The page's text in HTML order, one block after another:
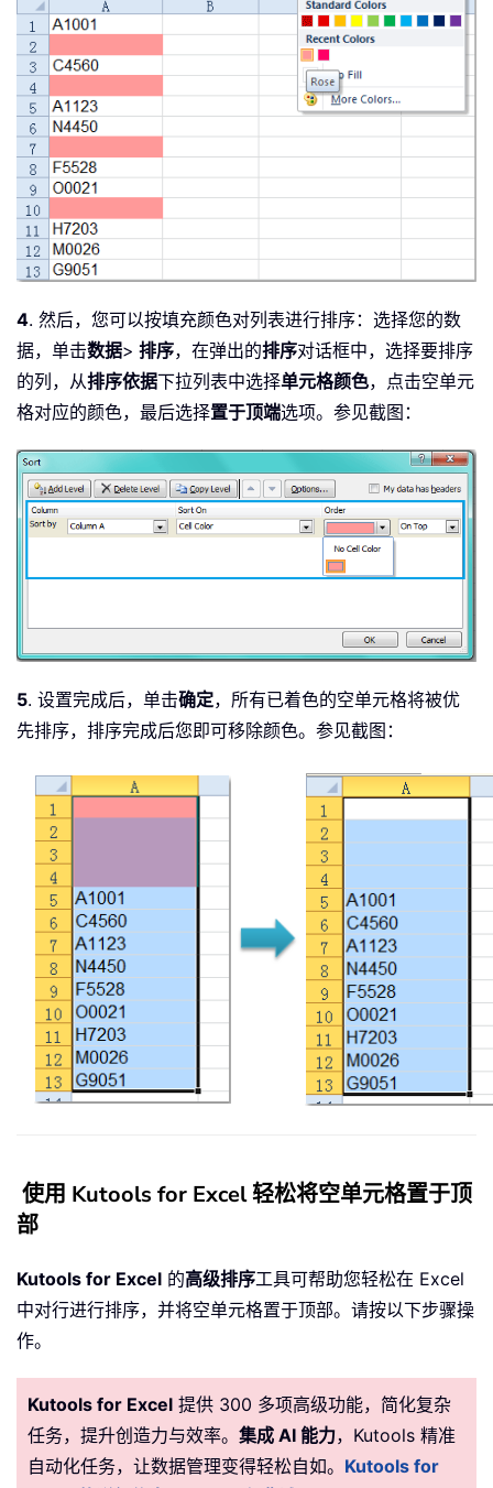
4. 然后，您可以按填充颜色对列表进行排序：选择您的数
据，单击数据> 排序，在弹出的排序对话框中，选择要排序
的列，从排序依据下拉列表中选择单元格颜色，点击空单元
格对应的颜色，最后选择置于顶端选项。参见截图：
5. 设置完成后，单击确定，所有已着色的空单元格将被优
先排序，排序完成后您即可移除颜色。参见截图：
使用 Kutools for Excel 轻松将空单元格置于顶
部
Kutools for Excel 的高级排序工具可帮助您轻松在 Excel
中对行进行排序，并将空单元格置于顶部。请按以下步骤操
作。
Kutools for Excel 提供 300 多项高级功能，简化复杂
任务，提升创造力与效率。 集成 AI 能力，Kutools 精准
自动化任务，让数据管理变得轻松自如。 Kutools for